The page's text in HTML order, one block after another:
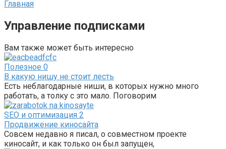
Главная
Управление подписками
Вам также может быть интересно
Полезное 0
В какую нишу не стоит лесть
Есть неблагодарные ниши, в которых нужно много
работать, а толку с это мало. Поговорим
SEO и оптимизация 2
Продвижение киносайта
Совсем недавно я писал, о совместном проекте
киносайт, и как только он был запущен,